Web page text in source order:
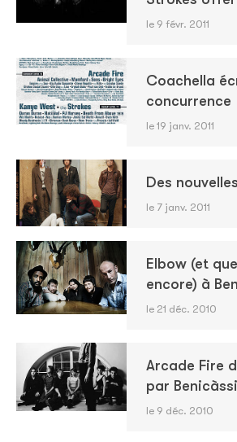
le 9 févr. 2011
Coachella
concurrence
le 19 janv. 2011
Des
le 7 janv. 2011
Elbow (et
encore) à
le 21 déc. 2010
Arcade Fire
par
le 9 déc. 2010